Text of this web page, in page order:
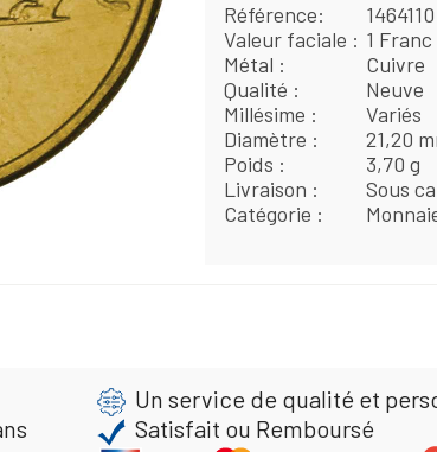
Référence
1464110
Valeur faciale
1 Franc
Métal
Cuivre
Qualité
Neuve
Millésime
Variés
Diamètre
21,20
Poids
3,70 g
Livraison
Sous
Catégorie
Un service de qualité et
Satisfait ou Remboursé